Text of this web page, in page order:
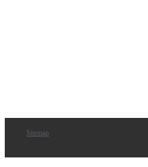
Sitemap